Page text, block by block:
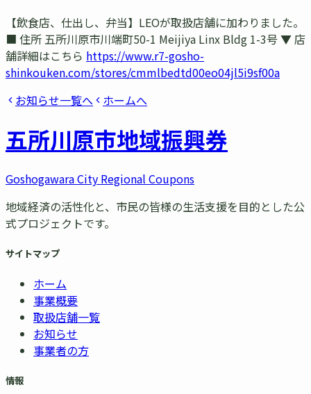
【飲食店、仕出し、弁当】LEOが取扱店舗に加わりました。
■ 住所 五所川原市川端町50-1 Meijiya Linx Bldg 1-3号 ▼ 店
舗詳細はこちら https://www.r7-gosho-
shinkouken.com/stores/cmmlbedtd00eo04jl5i9sf00a
お知らせ一覧へ
ホームへ
五所川原市地域振興券
Goshogawara City Regional Coupons
地域経済の活性化と、市民の皆様の生活支援を目的とした公
式プロジェクトです。
サイトマップ
ホーム
事業概要
取扱店舗一覧
お知らせ
事業者の方
情報